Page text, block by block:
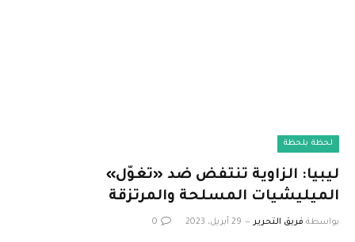
لحظة بلحظة
ليبيا: الزاوية تنتفض ضد «تغوّل»
الميليشيات المسلحة والمرتزقة
بواسطة فريق التحرير 29 أبريل، 2023 0